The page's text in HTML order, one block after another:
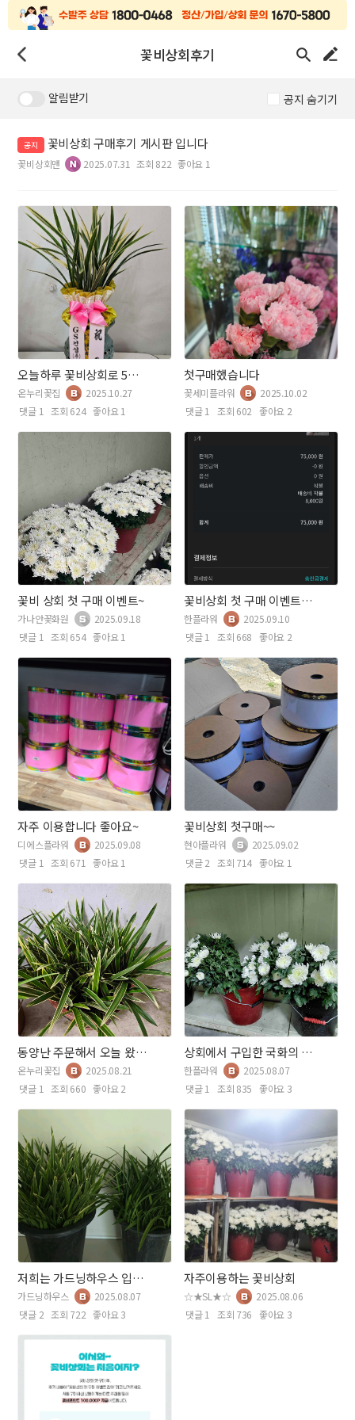
꽃비상회후기
알림받기 공지 숨기기
공지 꽃비상회 구매후기 게시판 입니다
꽃비상회맨 2025.07.31 조회 822 좋아요 1
오늘하루 꽃비상회로 5십만원 물품주문햇어요~~~
온누리꽃집
2025.10.27
댓글 1
조회 624 좋아요 1
첫구매했습니다
꽃세미플라워
2025.10.02
댓글 1
조회 602 좋아요 2
꽃비 상회 첫 구매 이벤트~
가나안꽃화원
2025.09.18
댓글 1
조회 654 좋아요 1
꽃비상회 첫 구매 이벤트 참여
한플라워
2025.09.10
댓글 1
조회 668 좋아요 2
자주 이용합니다 좋아요~
디에스플라워
2025.09.08
댓글 1
조회 671 좋아요 1
꽃비상회 첫구매~~
현아플라워
2025.09.02
댓글 2 조회 714 좋아요 1
동양난 주문해서 오늘 왔어요~~~
온누리꽃집
2025.08.21
댓글 1
조회 660 좋아요 2
상회에서 구입한 국화의 화형이 넘 예뻐요~
한플라워
2025.08.07
댓글 1
조회 835 좋아요 3
저희는 가드닝하우스 입니다 ^^
가드닝하우스
2025.08.07
댓글 2 조회 722 좋아요 3
자주이용하는 꽃비상회
☆★SL★☆
2025.08.06
댓글 1
조회 736 좋아요 3